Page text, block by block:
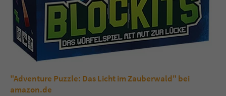
"Adventure Puzzle: Das Licht im Zauberwald" bei
amazon.de